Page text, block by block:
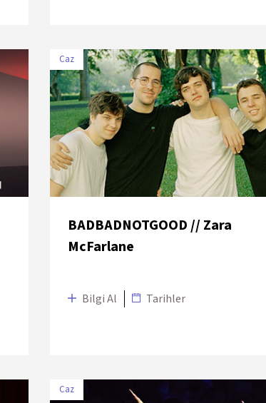
Caz
BADBADNOTGOOD // Zara
McFarlane
Bilgi Al Tarihler
TARİH MEKÂN
10 Temmuz 2018 KüçükÇiftlik Park
Caz